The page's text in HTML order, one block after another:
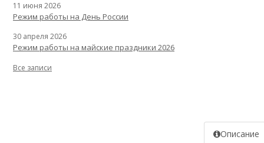
Описание
11 июня 2026
Режим работы на День России
30 апреля 2026
Режим работы на майские праздники 2026
Все записи